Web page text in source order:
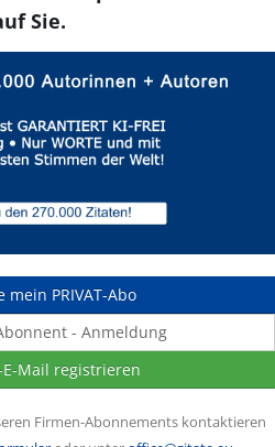
Sie.
mein PRIVAT-Abo
- Anmeldung
Mail registrieren
Firmen-Abonnements kontaktieren